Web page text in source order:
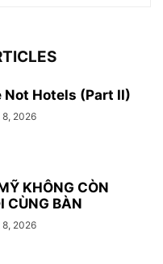
Not Hotels (Part II)
8, 2026
KHÔNG CÒN
CÙNG BÀN
8, 2026